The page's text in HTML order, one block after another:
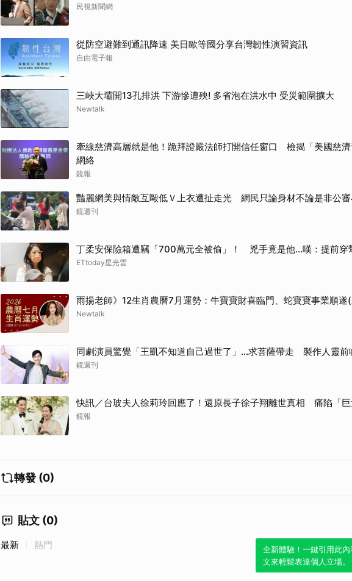
民視新聞網
從防空避難到通訊降速 美日歐等國分享台灣韌性演習資訊
自由電子報
三峽大壩開13孔排洪 下游慘遭殃! 多省泡在洪水中 受災範圍擴大
Newtalk
牽線慈濟高層就是他！跪拜證嚴法師打開信任窗口 檢揭「美國慈
網絡
鏡報
豔麗網美與情敵互毆低Ｖ上衣遭扯走光 網民只論身材不論是非公
鏡週刊
丁柔安保險箱遭竊「700萬元全被偷」！ 兇手竟是他...嘆：提前穿
ETtoday星光雲
雨揚老師》12生肖農曆7月運勢：牛寶寶財喜臨門、蛇寶寶事業順遂
Newtalk
同劇演員驚覺「王凱不知道自己過世了」...求菩薩帶走 製作人靈前
鏡週刊
快訊／台玻夫人徐莉玲回應了！還原長子徐子翔離世真相 痛陷「
鏡報
轉發 (0)
貼文 (0)
全新體驗！一鍵引用此
文來輕鬆表達個人立場。
最新 熱門